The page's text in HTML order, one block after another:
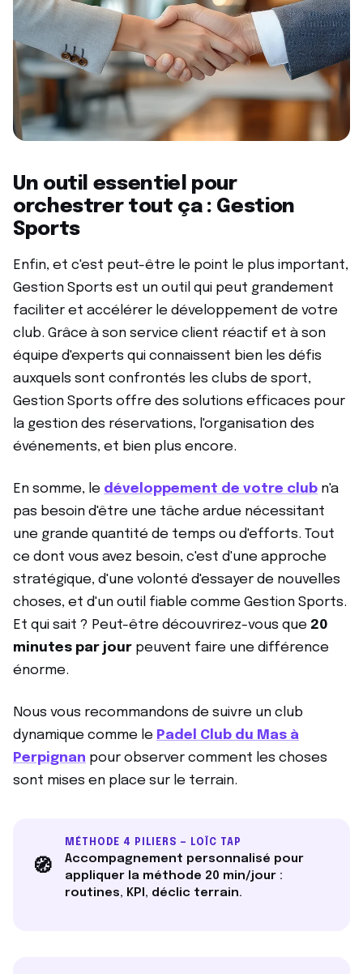
Un outil essentiel pour
orchestrer tout ça : Gestion
Sports
Enfin, et c'est peut-être le point le plus important,
Gestion Sports est un outil qui peut grandement
faciliter et accélérer le développement de votre
club. Grâce à son service client réactif et à son
équipe d'experts qui connaissent bien les défis
auxquels sont confrontés les clubs de sport,
Gestion Sports offre des solutions efficaces pour
la gestion des réservations, l'organisation des
événements, et bien plus encore.
En somme, le développement de votre club n'a
pas besoin d'être une tâche ardue nécessitant
une grande quantité de temps ou d'efforts. Tout
ce dont vous avez besoin, c'est d'une approche
stratégique, d'une volonté d'essayer de nouvelles
choses, et d'un outil fiable comme Gestion Sports.
Et qui sait ? Peut-être découvrirez-vous que 20
minutes par jour peuvent faire une différence
énorme.
Nous vous recommandons de suivre un club
dynamique comme le Padel Club du Mas à
Perpignan pour observer comment les choses
sont mises en place sur le terrain.
🧭
MÉTHODE 4 PILIERS — LOÏC TAP
Accompagnement personnalisé pour
appliquer la méthode 20 min/jour :
routines, KPI, déclic terrain.